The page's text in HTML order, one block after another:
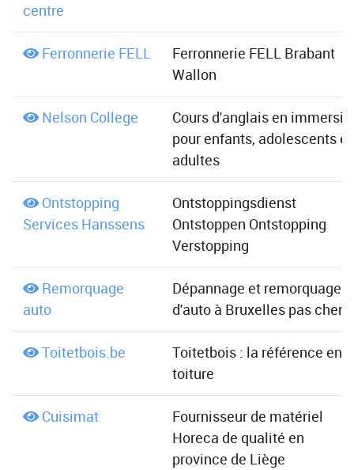
centre
Ferronnerie FELL
Ferronnerie FELL Brabant
Wallon
Nelson College
Cours d'anglais en
pour enfants, adolescents et
adultes
Ontstopping
Services Hanssens
Ontstoppingsdienst
Ontstoppen Ontstopping
Verstopping
Remorquage
auto
Dépannage et remorquage
d'auto à Bruxelles pas cher
Toitetbois.be
Toitetbois : la référence en
toiture
Cuisimat
Fournisseur de matériel
Horeca de qualité en
province de Liège